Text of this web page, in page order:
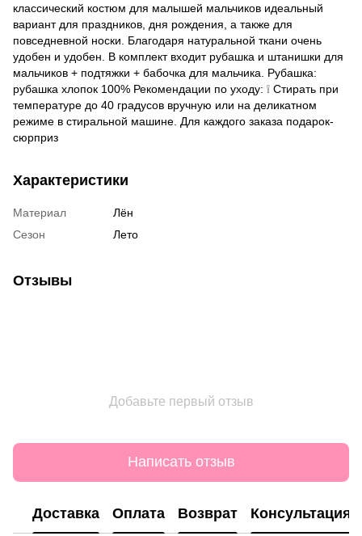
классический костюм для малышей мальчиков идеальный
вариант для праздников, дня рождения, а также для
повседневной носки. Благодаря натуральной ткани очень
удобен и удобен. В комплект входит рубашка и штанишки для
мальчиков + подтяжки + бабочка для мальчика. Рубашка:
рубашка хлопок 100% Рекомендации по уходу: ❕ Стирать при
температуре до 40 градусов вручную или на деликатном
режиме в стиральной машине. Для каждого заказа подарок-
сюрприз
Характеристики
Материал
Лён
Сезон
Лето
Отзывы
Добавьте первый отзыв
Написать отзыв
Доставка Оплата Возврат Консультация